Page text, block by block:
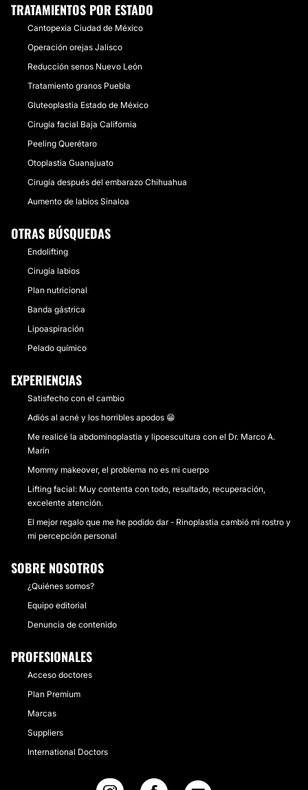
TRATAMIENTOS POR ESTADO
Cantopexia Ciudad de México
Operación orejas Jalisco
Reducción senos Nuevo León
Tratamiento granos Puebla
Gluteoplastia Estado de México
Cirugía facial Baja California
Peeling Querétaro
Otoplastia Guanajuato
Cirugía después del embarazo Chihuahua
Aumento de labios Sinaloa
OTRAS BÚSQUEDAS
Endolifting
Cirugía labios
Plan nutricional
Banda gástrica
Lipoaspiración
Pelado químico
EXPERIENCIAS
Satisfecho con el cambio
Adiós al acné y los horribles apodos 😁
Me realicé la abdominoplastia y lipoescultura con el Dr. Marco A.
Marín
Mommy makeover, el problema no es mi cuerpo
Lifting facial: Muy contenta con todo, resultado, recuperación,
excelente atención.
El mejor regalo que me he podido dar - Rinoplastia cambió mi rostro y
mi percepción personal
SOBRE NOSOTROS
¿Quiénes somos?
Equipo editorial
Denuncia de contenido
PROFESIONALES
Acceso doctores
Plan Premium
Marcas
Suppliers
International Doctors